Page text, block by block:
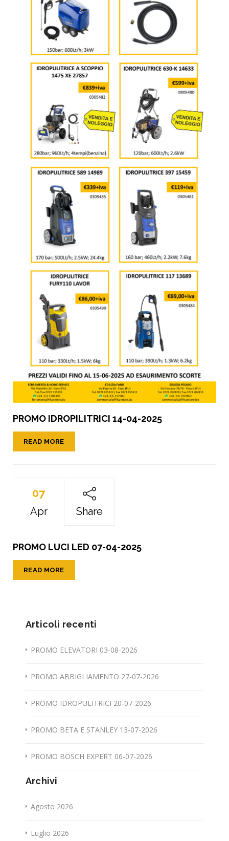
PROMO IDROPILITRICI 14-04-2025
READ MORE
07
Apr Share
PROMO LUCI LED 07-04-2025
READ MORE
Articoli recenti
PROMO ELEVATORI 03-08-2026
PROMO ABBIGLIAMENTO 27-07-2026
PROMO IDROPULITRICI 20-07-2026
PROMO BETA E STANLEY 13-07-2026
PROMO BOSCH EXPERT 06-07-2026
Archivi
Agosto 2026
Luglio 2026